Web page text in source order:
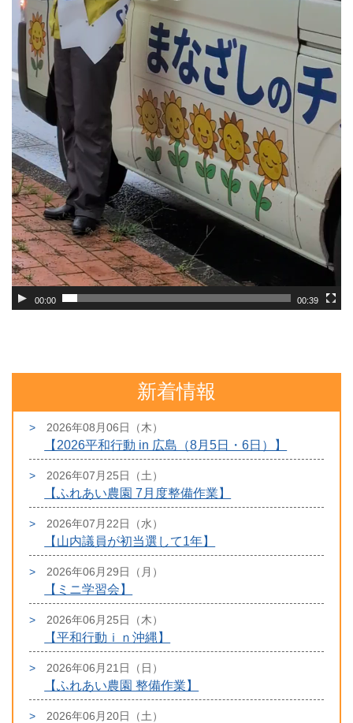
00:00 00:39
新着情報
2026年08月06日（木）
【2026平和行動 in 広島（8月5日・6日）】
2026年07月25日（土）
【ふれあい農園 7月度整備作業】
2026年07月22日（水）
【山内議員が初当選して1年】
2026年06月29日（月）
【ミニ学習会】
2026年06月25日（木）
【平和行動ｉｎ沖縄】
2026年06月21日（日）
【ふれあい農園 整備作業】
2026年06月20日（土）